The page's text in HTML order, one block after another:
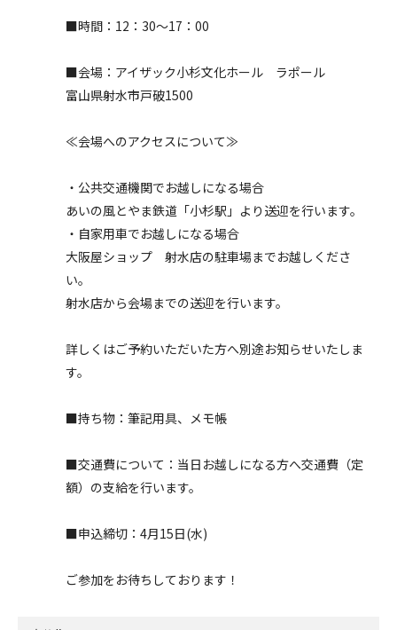
■時間：12：30～17：00
■会場：アイザック小杉文化ホール ラポール
富山県射水市戸破1500
≪会場へのアクセスについて≫
・公共交通機関でお越しになる場合
あいの風とやま鉄道「小杉駅」より送迎を行います。
・自家用車でお越しになる場合
大阪屋ショップ 射水店の駐車場までお越しくださ
い。
射水店から会場までの送迎を行います。
詳しくはご予約いただいた方へ別途お知らせいたしま
す。
■持ち物：筆記用具、メモ帳
■交通費について：当日お越しになる方へ交通費（定
額）の支給を行います。
■申込締切：4月15日(水)
ご参加をお待ちしております！